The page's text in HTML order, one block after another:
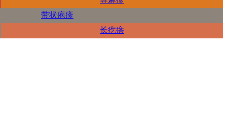
带状疱疹
长疙瘩